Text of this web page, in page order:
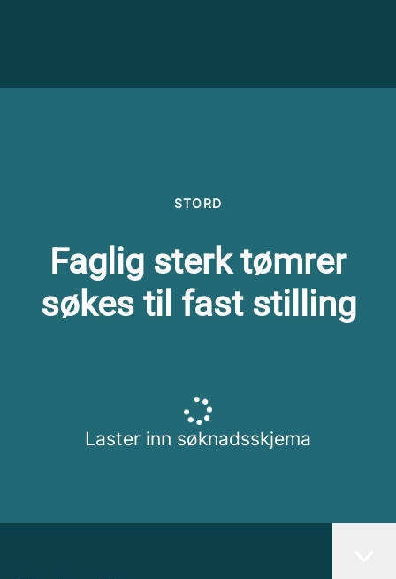
STORD
Faglig sterk tømrer
søkes til fast stilling
Laster inn søknadsskjema